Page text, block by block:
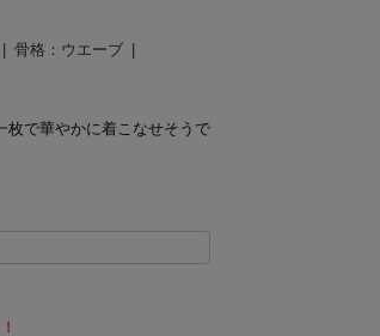
骨格： ウエーブ
枚で華やかに着こなせそうで